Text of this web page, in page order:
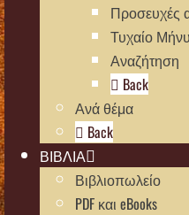
Προσευχές
Τυχαίο
Αναζήτηση
Back
Ανά θέμα
Back
ΒΙΒΛΙΑ
Βιβλιοπωλείο
PDF και eBooks